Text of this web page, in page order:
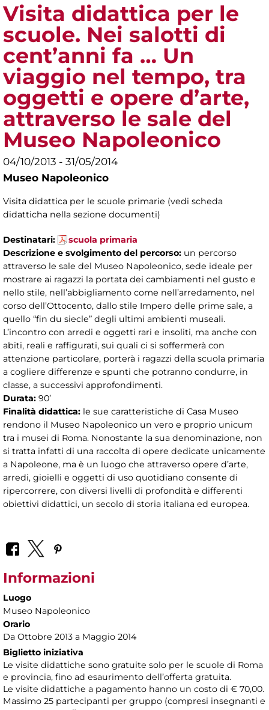
Visita didattica per le
scuole. Nei salotti di
cent’anni fa … Un
viaggio nel tempo, tra
oggetti e opere d’arte,
attraverso le sale del
Museo Napoleonico
04/10/2013 - 31/05/2014
Museo Napoleonico
Visita didattica per le scuole primarie (vedi scheda
didatticha nella sezione documenti)
Destinatari:
scuola primaria
Descrizione e svolgimento del percorso: un percorso
attraverso le sale del Museo Napoleonico, sede ideale per
mostrare ai ragazzi la portata dei cambiamenti nel gusto e
nello stile, nell’abbigliamento come nell’arredamento, nel
corso dell’Ottocento, dallo stile Impero delle prime sale, a
quello “fin du siecle” degli ultimi ambienti museali.
L’incontro con arredi e oggetti rari e insoliti, ma anche con
abiti, reali e raffigurati, sui quali ci si soffermerà con
attenzione particolare, porterà i ragazzi della scuola primaria
a cogliere differenze e spunti che potranno condurre, in
classe, a successivi approfondimenti.
Durata: 90’
Finalità didattica: le sue caratteristiche di Casa Museo
rendono il Museo Napoleonico un vero e proprio unicum
tra i musei di Roma. Nonostante la sua denominazione, non
si tratta infatti di una raccolta di opere dedicate unicamente
a Napoleone, ma è un luogo che attraverso opere d’arte,
arredi, gioielli e oggetti di uso quotidiano consente di
ripercorrere, con diversi livelli di profondità e differenti
obiettivi didattici, un secolo di storia italiana ed europea.
Informazioni
Luogo
Museo Napoleonico
Orario
Da Ottobre 2013 a Maggio 2014
Biglietto iniziativa
Le visite didattiche sono gratuite solo per le scuole di Roma
e provincia, fino ad esaurimento dell’offerta gratuita.
Le visite didattiche a pagamento hanno un costo di € 70,00.
Massimo 25 partecipanti per gruppo (compresi insegnanti e